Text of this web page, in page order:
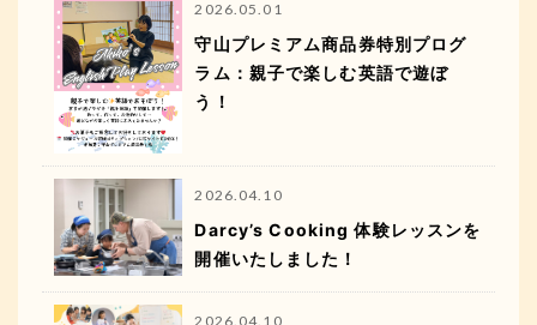
2026.05.01
守山プレミアム商品券特別プログ
ラム：親子で楽しむ英語で遊ぼ
う！
2026.04.10
Darcy’s Cooking 体験レッスンを
開催いたしました！
2026.04.10